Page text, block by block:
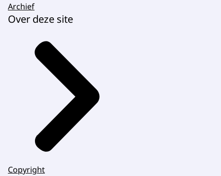
Archief
Over deze site
Copyright